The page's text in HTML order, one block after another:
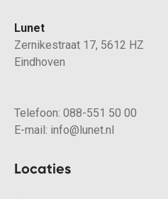
Lunet
Zernikestraat 17, 5612 HZ
Eindhoven
Telefoon: 088-551 50 00
E-mail: info@lunet.nl
Locaties